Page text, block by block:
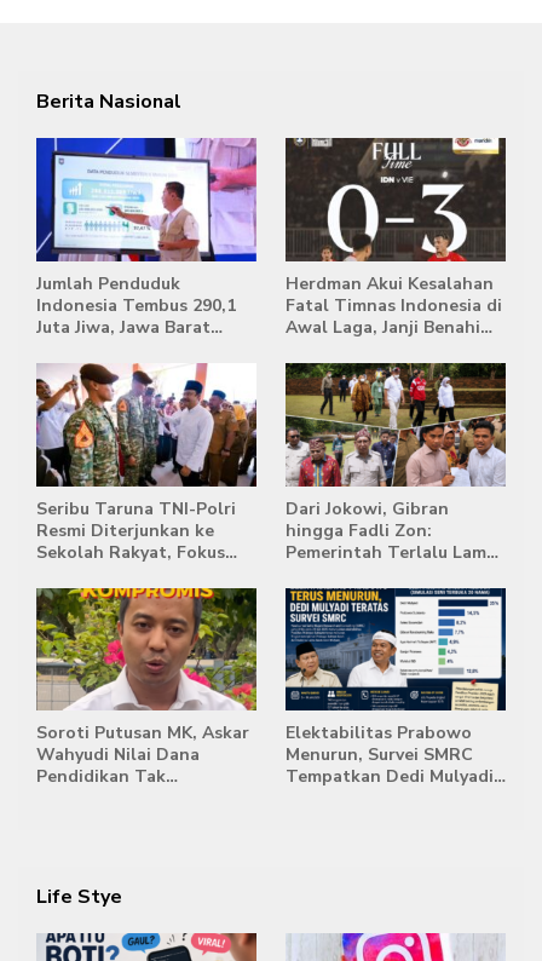
Berita Nasional
Jumlah Penduduk
Indonesia Tembus 290,1
Juta Jiwa, Jawa Barat
Terpadat
Herdman Akui Kesalahan
Fatal Timnas Indonesia di
Awal Laga, Janji Benahi
Singapura
Seribu Taruna TNI-Polri
Resmi Diterjunkan ke
Sekolah Rakyat, Fokus
Kemandirian Siswa
Dari Jokowi, Gibran
hingga Fadli Zon:
Pemerintah Terlalu Lama
Stockpile Batu Bara Masih
Mengepung Candi Muaro
Jambi
Soroti Putusan MK, Askar
Wahyudi Nilai Dana
Pendidikan Tak
Elektabilitas Prabowo
Menurun, Survei SMRC
Tempatkan Dedi Mulyadi
Life Stye